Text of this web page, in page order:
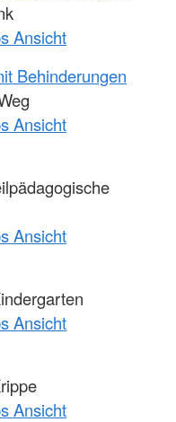
Ansicht
Behinderungen
Ansicht
Ansicht
Ansicht
Ansicht